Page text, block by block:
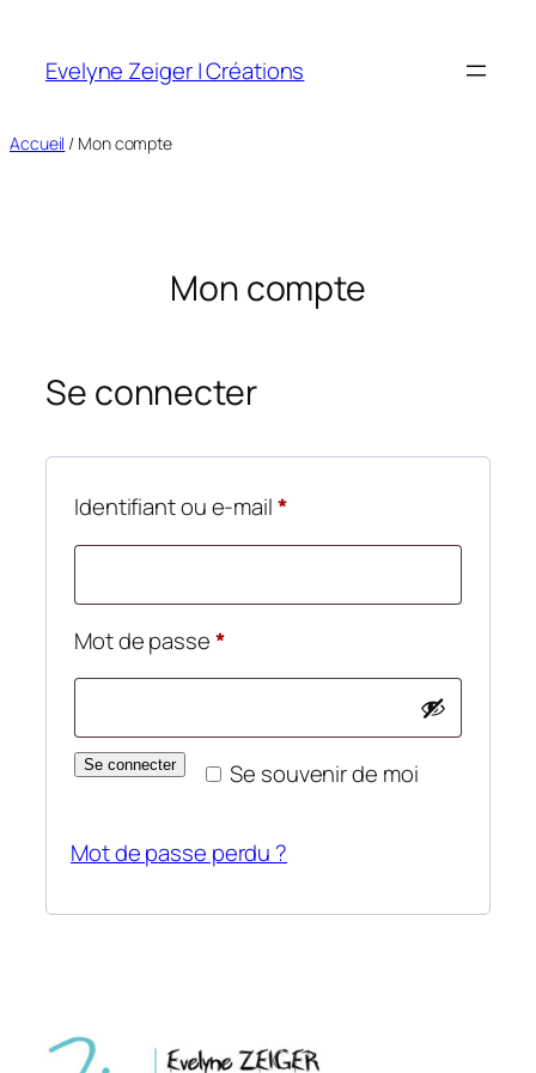
contenu
Evelyne Zeiger | Créations
Accueil / Mon compte
Mon compte
Se connecter
Identifiant ou e-mail*Obligatoire
Mot de passe*Obligatoire
Se souvenir de moi
Se connecter
Mot de passe perdu ?